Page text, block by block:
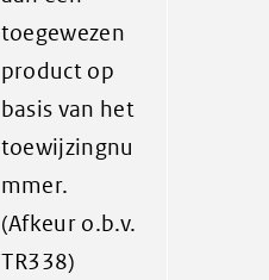
toegewezen
product op
basis van het
toewijzingnu
mmer.
(Afkeur o.b.v.
TR338)